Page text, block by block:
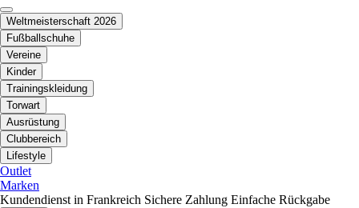
Weltmeisterschaft 2026
Fußballschuhe
Vereine
Kinder
Trainingskleidung
Torwart
Ausrüstung
Clubbereich
Lifestyle
Outlet
Marken
Kundendienst in Frankreich Sichere Zahlung Einfache Rückgabe